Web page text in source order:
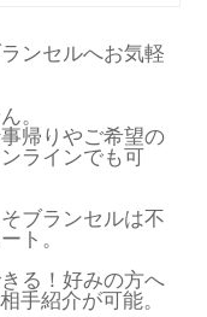
ンセルへお気軽
。
帰りやご希望の
ラインでも可
ブランセルは不
ト。
る！好みの方へ
手紹介が可能。